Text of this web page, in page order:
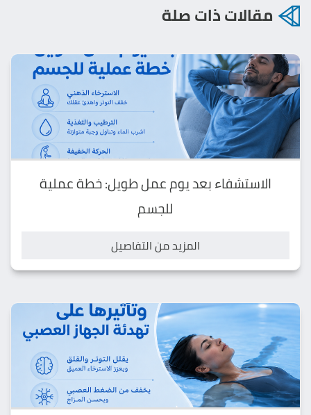
مقالات ذات صلة
الاستشفاء بعد يوم عمل طويل: خطة عملية
للجسم
المزيد من التفاصيل